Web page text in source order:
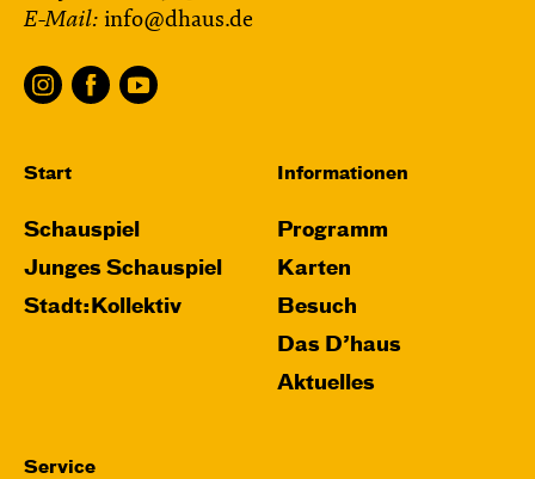
E-Mail: info@dhaus.de
Start
Schauspiel
Junges Schauspiel
Stadt:Kollektiv
Informationen
Programm
Karten
Besuch
Das D’haus
Aktuelles
Service